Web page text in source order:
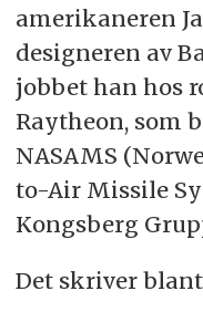
amerikaneren
designeren av
jobbet han hos
Raytheon, som
NASAMS
to-Air Missile
Kongsberg
Det skriver